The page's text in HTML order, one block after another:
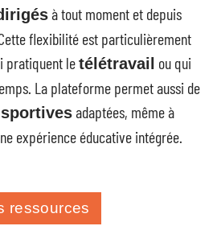
à tout moment et depuis
flexibilité est particulièrement
pratiquent letélétravail ou qui
La plateforme permet aussi de
adaptées, même à
expérience éducative intégrée.
ressources